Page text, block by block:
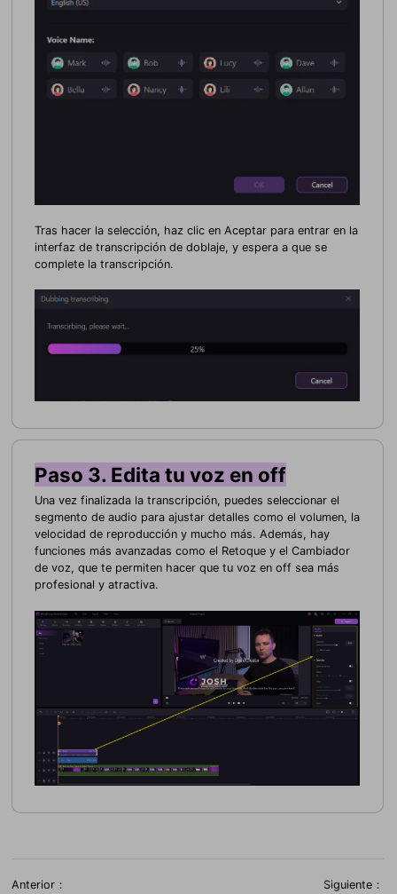
Tras hacer la selección, haz clic en Aceptar para entrar en la
interfaz de transcripción de doblaje, y espera a que se
complete la transcripción.
Paso 3. Edita tu voz en off
Una vez finalizada la transcripción, puedes seleccionar el
segmento de audio para ajustar detalles como el volumen, la
velocidad de reproducción y mucho más. Además, hay
funciones más avanzadas como el Retoque y el Cambiador
de voz, que te permiten hacer que tu voz en off sea más
profesional y atractiva.
Anterior： Siguiente：